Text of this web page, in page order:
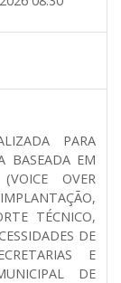
PARA
BASEADA EM
OVER
TÉCNICO,
DE
E
DE